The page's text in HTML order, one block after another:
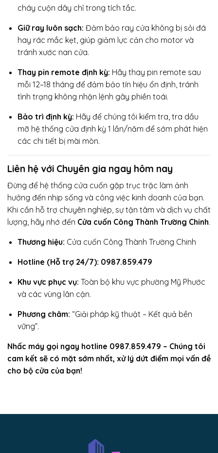
cháy cuộn dây chỉ trong tích tắc.
Giữ ray luôn sạch: Đảm bảo ray cửa không bị sỏi đá
hay rác mắc kẹt, giúp giảm lực cản cho motor và
tránh xước nan cửa.
Thay pin remote định kỳ: Hãy thay pin remote sau
mỗi 12–18 tháng để đảm bảo tín hiệu ổn định, tránh
tình trạng không nhận lệnh gây phiền toái.
Bảo trì định kỳ: Hãy để chúng tôi kiểm tra, tra dầu
mỡ hệ thống cửa định kỳ 1 lần/năm để sớm phát hiện
các chi tiết bị mài mòn.
Liên hệ với Chuyên gia ngay hôm nay
Đừng để hệ thống cửa cuốn gặp trục trặc làm ảnh
hưởng đến nhịp sống và công việc kinh doanh của bạn.
Khi cần hỗ trợ chuyên nghiệp, sự tận tâm và dịch vụ chất
lượng, hãy nhớ đến Cửa cuốn Công Thành Trường Chinh.
Thương hiệu: Cửa cuốn Công Thành Trường Chinh
Hotline (Hỗ trợ 24/7): 0987.859.479
Khu vực phục vụ: Toàn bộ khu vực phường Mỹ Phước
và các vùng lân cận.
Phương châm: “Giải pháp kỹ thuật – Kết quả bền
vững”.
Nhấc máy gọi ngay hotline 0987.859.479 – Chúng tôi
cam kết sẽ có mặt sớm nhất, xử lý dứt điểm mọi vấn đề
cho bộ cửa của bạn!